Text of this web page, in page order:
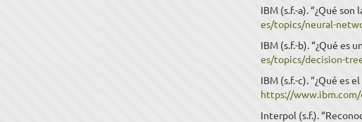
IBM (s.f.-a). “¿Qué son
es/topics/neural-
IBM (s.f.-b). “¿Qué es
es/topics/decision-
IBM (s.f.-c). “¿Qué es
https://
Interpol (s.f.).